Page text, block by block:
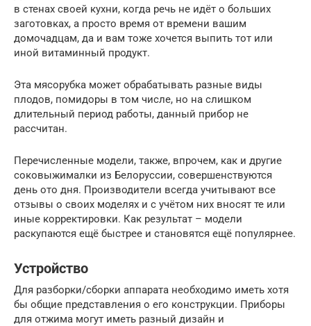
в стенах своей кухни, когда речь не идёт о больших
заготовках, а просто время от времени вашим
домочадцам, да и вам тоже хочется выпить тот или
иной витаминный продукт.
Эта мясорубка может обрабатывать разные виды
плодов, помидоры в том числе, но на слишком
длительный период работы, данный прибор не
рассчитан.
Перечисленные модели, также, впрочем, как и другие
соковыжималки из Белоруссии, совершенствуются
день ото дня. Производители всегда учитывают все
отзывы о своих моделях и с учётом них вносят те или
иные корректировки. Как результат – модели
раскупаются ещё быстрее и становятся ещё популярнее.
Устройство
Для разборки/сборки аппарата необходимо иметь хотя
бы общие представления о его конструкции. Приборы
для отжима могут иметь разный дизайн и